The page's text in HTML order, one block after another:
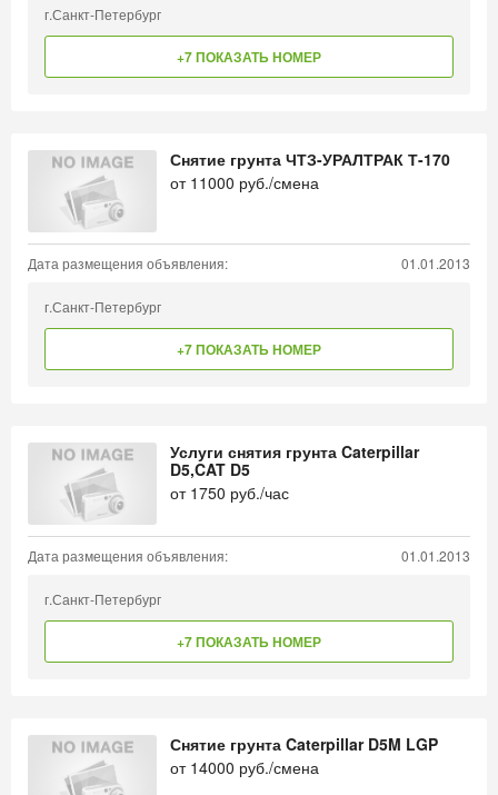
г.Санкт-Петербург
+7 ПОКАЗАТЬ НОМЕР
Снятие грунта ЧТЗ-УРАЛТРАК Т-170
от 11000 руб./смена
Дата размещения объявления: 01.01.2013
г.Санкт-Петербург
+7 ПОКАЗАТЬ НОМЕР
Услуги снятия грунта Caterpillar
D5,CAT D5
от 1750 руб./час
Дата размещения объявления: 01.01.2013
г.Санкт-Петербург
+7 ПОКАЗАТЬ НОМЕР
Снятие грунта Caterpillar D5M LGP
от 14000 руб./смена